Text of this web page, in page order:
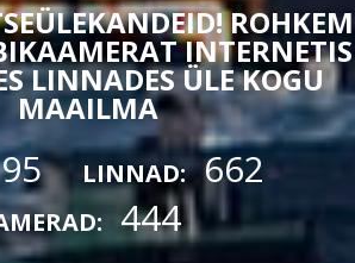
ROHKEM
INTERNETIS
LINNADES ÜLE KOGU
MAAILMA
95 LINNAD: 662
444